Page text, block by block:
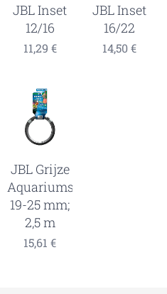
JBL Inset
12/16
11,29 €
JBL Inset
16/22
14,50€
JBL Grijze
Aquariumslang,
19-25 mm;
2,5 m
15,61 €